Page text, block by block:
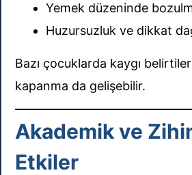
Yemek düzeninde
Huzursuzluk ve dikkat
Bazı çocuklarda kaygı
kapanma da gelişebilir.
Akademik ve
Etkiler